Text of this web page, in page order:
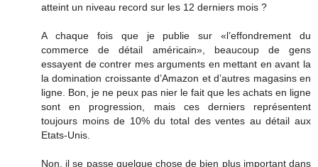
atteint un niveau record sur les 12 derniers mois ?
A chaque fois que je publie sur «l’effondrement du
commerce de détail américain», beaucoup de gens
essayent de contrer mes arguments en mettant en avant la
la domination croissante d’Amazon et d’autres magasins en
ligne. Bon, je ne peux pas nier le fait que les achats en ligne
sont en progression, mais ces derniers représentent
toujours moins de 10% du total des ventes au détail aux
Etats-Unis.
Non, il se passe quelque chose de bien plus important dans